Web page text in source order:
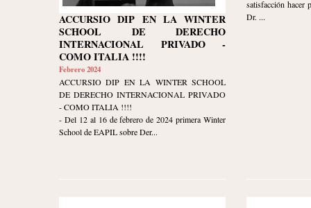
ACCURSIO DIP EN LA WINTER
SCHOOL DE DERECHO
INTERNACIONAL PRIVADO -
COMO ITALIA !!!!
Febrero 2024
ACCURSIO DIP EN LA WINTER SCHOOL
DE DERECHO INTERNACIONAL PRIVADO
- COMO ITALIA !!!!
- Del 12 al 16 de febrero de 2024 primera Winter
School de EAPIL sobre Der...
satisfacción
Dr. ...